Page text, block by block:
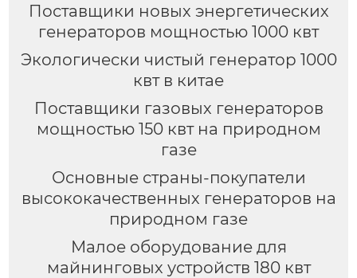
Поставщики новых энергетических
генераторов мощностью 1000 квт
Экологически чистый генератор 1000
квт в китае
Поставщики газовых генераторов
мощностью 150 квт на природном
газе
Основные страны-покупатели
высококачественных генераторов на
природном газе
Малое оборудование для
майнинговых устройств 180 квт